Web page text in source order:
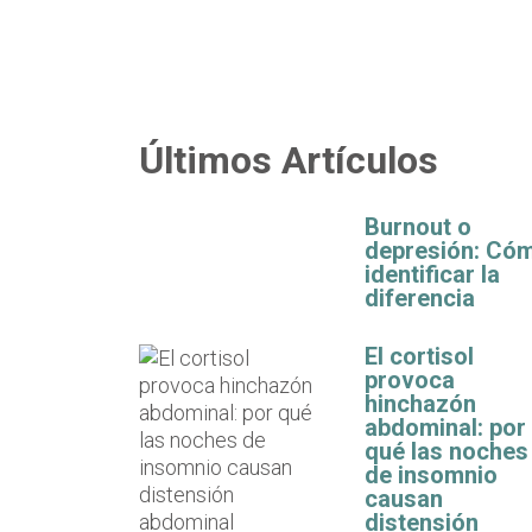
Últimos Artículos
Burnout o
depresión:
identificar la
diferencia
El cortisol
provoca
hinchazón
abdominal: por
qué las noches
de insomnio
causan
distensión